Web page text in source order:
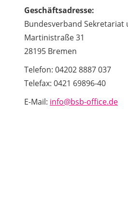
Geschäftsadresse:
Bundesverband Sekretariat
Martinistraße 31
28195 Bremen
Telefon: 04202 8887 037
Telefax: 0421 69896-40
E-Mail: info@bsb-office.de